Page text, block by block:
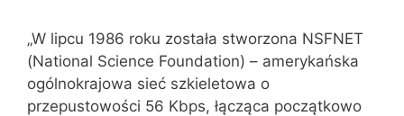
„W lipcu 1986 roku została stworzona NSFNET
(National Science Foundation) – amerykańska
ogólnokrajowa sieć szkieletowa o
przepustowości 56 Kbps, łącząca początkowo